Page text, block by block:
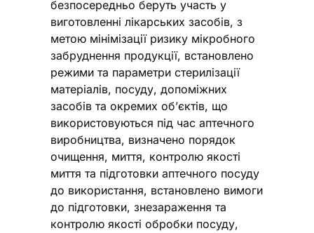
безпосередньо беруть участь у
виготовленні лікарських засобів, з
метою мінімізації ризику мікробного
забруднення продукції, встановлено
режими та параметри стерилізації
матеріалів, посуду, допоміжних
засобів та окремих об’єктів, що
використовуються під час аптечного
виробництва, визначено порядок
очищення, миття, контролю якості
миття та підготовки аптечного посуду
до використання, встановлено вимоги
до підготовки, знезараження та
контролю якості обробки посуду,